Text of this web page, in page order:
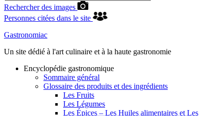
Rechercher des images
Personnes citées dans le site
Gastronomiac
Un site dédié à l'art culinaire et à la haute gastronomie
Encyclopédie gastronomique
Sommaire général
Glossaire des produits et des ingrédients
Les Fruits
Les Légumes
Les Épices – Les Huiles alimentaires et Les